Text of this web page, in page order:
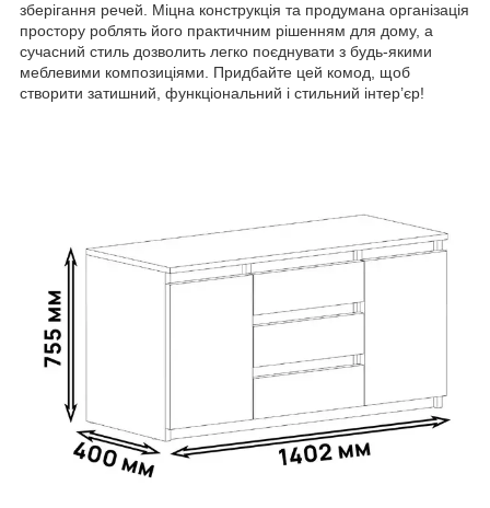
зберігання речей. Міцна конструкція та продумана організація
простору роблять його практичним рішенням для дому, а
сучасний стиль дозволить легко поєднувати з будь-якими
меблевими композиціями. Придбайте цей комод, щоб
створити затишний, функціональний і стильний інтер’єр!